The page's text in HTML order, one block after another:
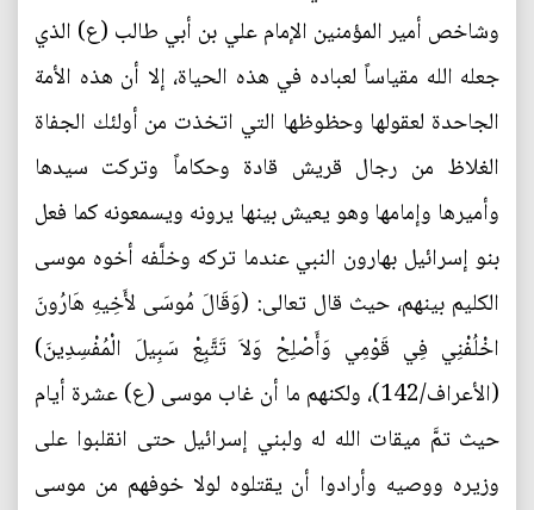
وشاخص أمير المؤمنين الإمام علي بن أبي طالب (ع) الذي
جعله الله مقياساً لعباده في هذه الحياة، إلا أن هذه الأمة
الجاحدة لعقولها وحظوظها التي اتخذت من أولئك الجفاة
الغلاظ من رجال قريش قادة وحكاماً وتركت سيدها
وأميرها وإمامها وهو يعيش بينها يرونه ويسمعونه كما فعل
بنو إسرائيل بهارون النبي عندما تركه وخلَّفه أخوه موسى
الكليم بينهم، حيث قال تعالى: (وَقَالَ مُوسَى لأَخِيهِ هَارُونَ
اخْلُفْنِي فِي قَوْمِي وَأَصْلِحْ وَلاَ تَتَّبِعْ سَبِيلَ الْمُفْسِدِينَ)
(الأعراف/142)، ولكنهم ما أن غاب موسى (ع) عشرة أيام
حيث تمَّ ميقات الله له ولبني إسرائيل حتى انقلبوا على
وزيره ووصيه وأرادوا أن يقتلوه لولا خوفهم من موسى